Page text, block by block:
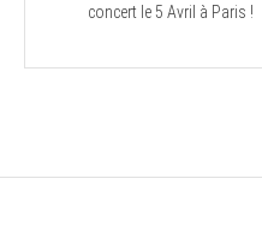
concert le 5 Avril à Paris !